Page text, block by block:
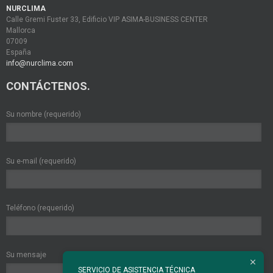
NURCLIMA
Calle Gremi Fuster 33, Edificio VIP ASIMA-BUSINESS CENTER
Mallorca
07009
España
info@nurclima.com
CONTÁCTENOS.
Su nombre (requerido)
Su e-mail (requerido)
Teléfono (requerido)
Su mensaje
SERVICIO DE ASISTENCIA TÉCNICA